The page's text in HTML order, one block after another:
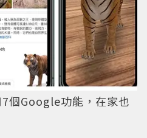
個Google功能，在家也